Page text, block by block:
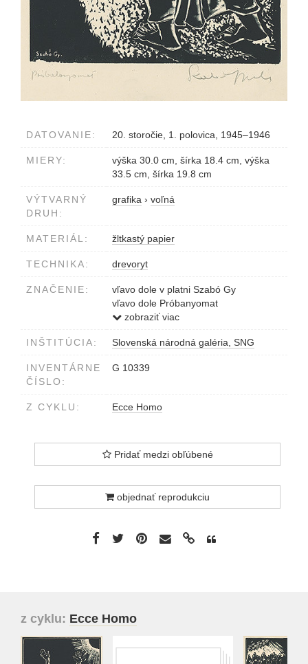
DATOVANIE: 20. storočie, 1. polovica, 1945–1946
MIERY:
výška 30.0 cm, šírka 18.4 cm, výška
33.5 cm, šírka 19.8 cm
VÝTVARNÝ
DRUH:
grafika › voľná
MATERIÁL: žltkastý papier
TECHNIKA: drevoryt
ZNAČENIE:
vľavo dole v platni Szabó Gy
vľavo dole Próbanyomat
vpravo dole nečitateľný podpis
zobraziť viac
INŠTITÚCIA: Slovenská národná galéria, SNG
INVENTÁRNE
ČÍSLO:
G 10339
Z CYKLU: Ecce Homo
Pridať medzi obľúbené
objednať reprodukciu
z cyklu: Ecce Homo